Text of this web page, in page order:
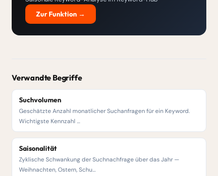
Zur Funktion →
Verwandte Begriffe
Suchvolumen
Geschätzte Anzahl monatlicher Suchanfragen für ein Keyword.
Wichtigste Kennzahl …
Saisonalität
Zyklische Schwankung der Suchnachfrage über das Jahr —
Weihnachten, Ostern, Schu…